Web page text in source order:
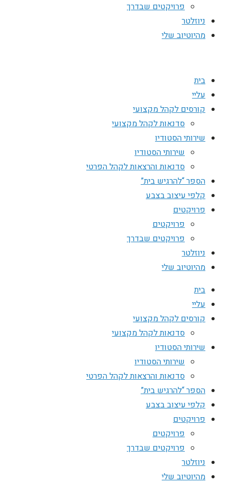
פרויקטים שבדרך
ניוזלטר
מהיוטיוב שלי
בית
עליי
קורסים לקהל מקצועי
סדנאות לקהל מקצועי
שירותי הסטודיו
שירותי הסטודיו
סדנאות והרצאות לקהל הפרטי
הספר “להרגיש בית”
קלפי עיצוב בצבע
פרויקטים
פרויקטים
פרויקטים שבדרך
ניוזלטר
מהיוטיוב שלי
בית
עליי
קורסים לקהל מקצועי
סדנאות לקהל מקצועי
שירותי הסטודיו
שירותי הסטודיו
סדנאות והרצאות לקהל הפרטי
הספר “להרגיש בית”
קלפי עיצוב בצבע
פרויקטים
פרויקטים
פרויקטים שבדרך
ניוזלטר
מהיוטיוב שלי